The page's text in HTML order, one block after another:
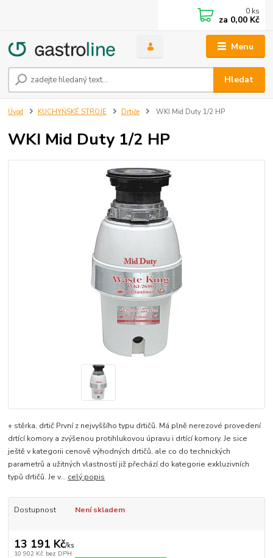
Menu
Hledat
0 ks
za 0,00 Kč
Úvod KUCHYŇSKÉ STROJE Drtiče WKI Mid Duty 1/2 HP
WKI Mid Duty 1/2 HP
+ stěrka, drtič První z nejvyššího typu drtičů. Má plně nerezové provedení
drtící komory a zvýšenou protihlukovou úpravu i drtící komory. Je sice
ještě v kategorii cenově výhodných drtičů, ale co do technických
parametrů a užitných vlastností již přechází do kategorie exkluzivních
typů drtičů. Je v... celý popis
Dostupnost Není skladem
13 191 Kč/ks
10 902 Kč bez DPH